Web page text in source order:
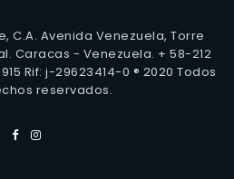
C.A. Avenida Venezuela, Torre
Caracas - Venezuela. + 58-212
Rif: j-29623414-0 ® 2020 Todos
reservados.